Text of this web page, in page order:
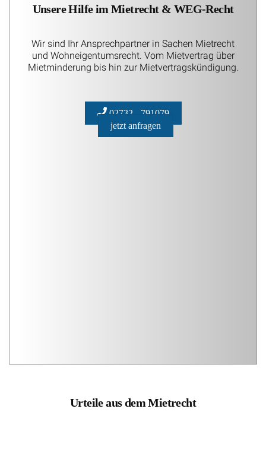
Unsere Hilfe im Mietrecht & WEG-Recht
Wir sind Ihr Ansprechpartner in Sachen Mietrecht
und Wohneigentumsrecht. Vom Mietvertrag über
Mietminderung bis hin zur Mietvertragskündigung.
02732 - 791079
jetzt anfragen
Urteile aus dem Mietrecht